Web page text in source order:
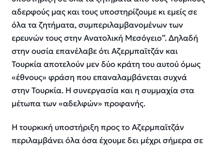
αδερφούς μας και τους υποστηρίζουμε κι εμείς σε
όλα τα ζητήματα, συμπεριλαμβανομένων των
ερευνών τους στην Ανατολική Μεσόγειο”. Δηλαδή
στην ουσία επανέλαβε ότι Αζερμπαϊτζάν και
Τουρκία αποτελούν μεν δύο κράτη του αυτού όμως
«έθνους» φράση που επαναλαμβάνεται συχνά
στην Τουρκία. Η συνεργασία και η συμμαχία στα
μέτωπα των «αδελφών» προφανής.
Η τουρκική υποστήριξη προς το Αζερμπαϊτζάν
περιλαμβάνει όλα όσα έχουμε δει μέχρι σήμερα σε